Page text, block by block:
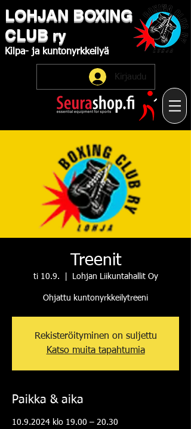
LOHJAN ​BOXING
CLUB ry
Kilpa- ja kuntonyrkkeilyä
Kirjaudu
Treenit
ti 10.9. Lohjan Liikuntahallit Oy
Ohjattu kuntonyrkkeilytreeni
Rekisteröityminen on suljettu
Katso muita tapahtumia
Paikka & aika
10.9.2024 klo 19.00 – 20.30